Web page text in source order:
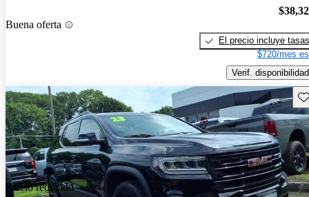
Buena oferta
El precio incluye tasas
$720/mes
Verif. disponibilidad
Precio reducido